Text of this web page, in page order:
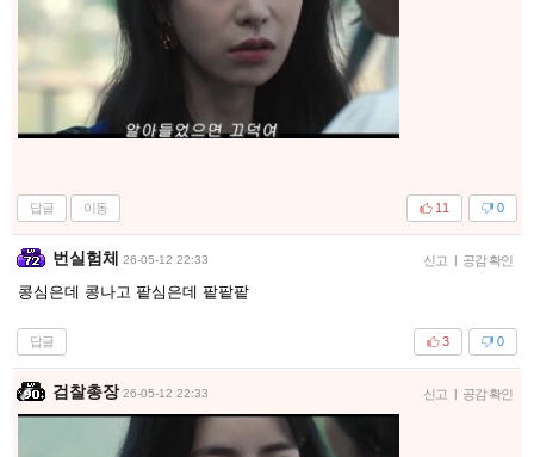
답글 이동 0
11
번실험체 26-05-12 22:33 신고 | 공감 확인
콩심은데 콩나고 팥심은데 팥팥팥
답글 0
3
검찰총장 26-05-12 22:33 신고 | 공감 확인